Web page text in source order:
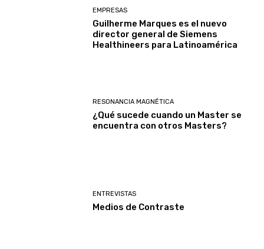
EMPRESAS
Guilherme Marques es el nuevo
director general de Siemens
Healthineers para Latinoamérica
RESONANCIA MAGNÉTICA
¿Qué sucede cuando un Master se
encuentra con otros Masters?
ENTREVISTAS
Medios de Contraste